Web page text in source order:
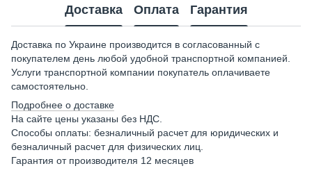
Доставка Оплата Гарантия
Доставка по Украине производится в согласованный с
покупателем день любой удобной транспортной компанией.
Услуги транспортной компании покупатель оплачиваете
самостоятельно.
Подробнее о доставке
На сайте цены указаны без НДС.
Способы оплаты: безналичный расчет для юридических и
безналичный расчет для физических лиц.
Гарантия от производителя 12 месяцев